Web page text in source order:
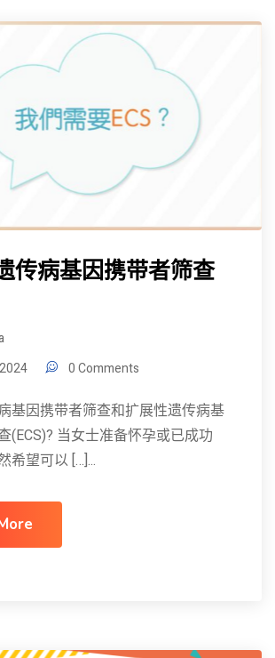
传病基因携带者筛查
0 Comments
基因携带者筛查和扩展性遗传病基
(ECS)? 当女士准备怀孕或已成功
希望可以 […]...